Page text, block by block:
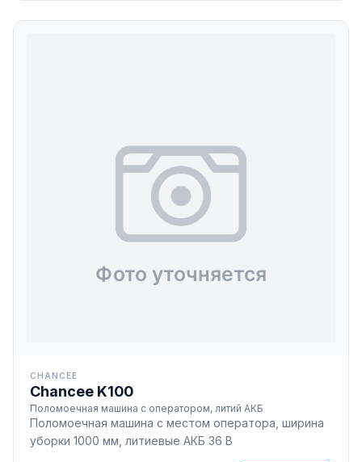
CHANCEE
Chancee K100
Поломоечная машина с оператором, литий АКБ
Поломоечная машина с местом оператора, ширина
уборки 1000 мм, литиевые АКБ 36 В